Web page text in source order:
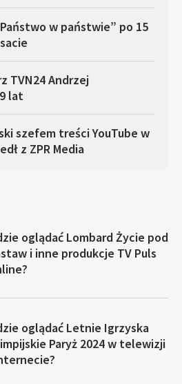
w państwie” po 15
TVN24 Andrzej
lat
szefem treści YouTube w
z ZPR Media
oglądać Lombard Życie pod
i inne produkcje TV Puls
oglądać Letnie Igrzyska
Paryż 2024 w telewizji